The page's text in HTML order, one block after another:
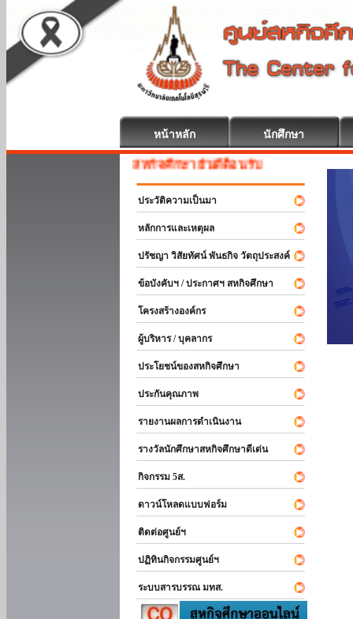
หน้าหลัก นักศึกษา
สหกิจศึกษา ยินดีต้อนรับ
ประวัติความเป็นมา
หลักการและเหตุผล
ปรัชญา วิสัยทัศน์ พันธกิจ วัตถุประสงค์
ข้อบังคับฯ / ประกาศฯ สหกิจศึกษา
โครงสร้างองค์กร
ผู้บริหาร / บุคลากร
ประโยชน์ของสหกิจศึกษา
ประกันคุณภาพ
รายงานผลการดำเนินงาน
รางวัลนักศึกษาสหกิจศึกษาดีเด่น
กิจกรรม 5ส.
ดาวน์โหลดแบบฟอร์ม
ติดต่อศูนย์ฯ
ปฏิทินกิจกรรมศูนย์ฯ
ระบบสารบรรณ มทส.